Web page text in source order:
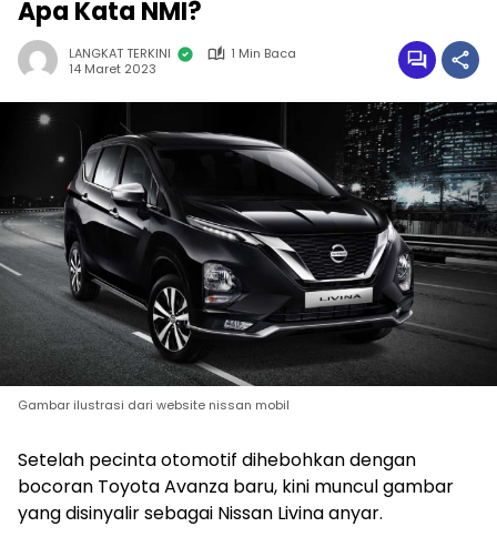
Apa Kata NMI?
LANGKAT TERKINI
1 Min Baca
14 Maret 2023
Gambar ilustrasi dari website nissan mobil
Setelah pecinta otomotif dihebohkan dengan
bocoran Toyota Avanza baru, kini muncul gambar
yang disinyalir sebagai Nissan Livina anyar.